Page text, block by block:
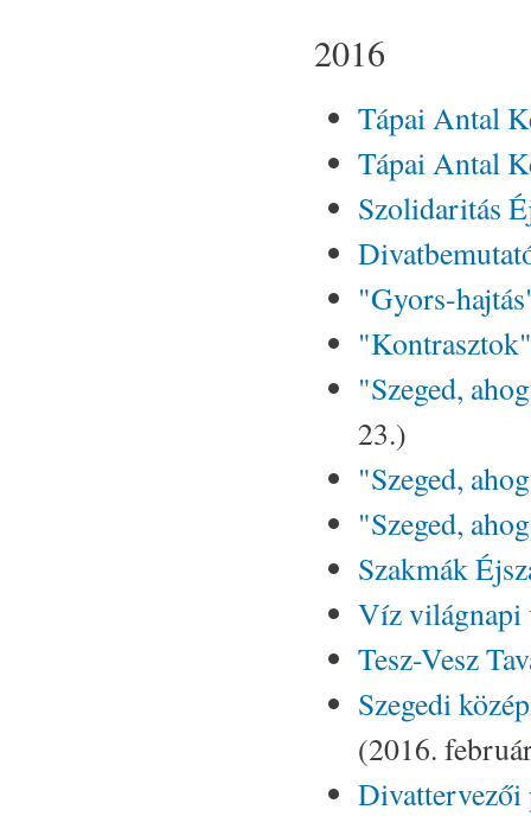
2016
Tápai Antal
Tápai Antal
Szolidaritás
"Gyors-
"Szeged,
23.)
"Szeged,
"Szeged,
Szakmák
Víz világnapi
Tesz-Vesz
Szegedi
(2016.
Divattervezői